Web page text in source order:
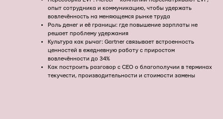
опыт сотрудника и коммуникацию, чтобы удержать
вовлечённость на меняющемся рынке труда
Роль денег и её границы: где повышение зарплаты не
решает проблему удержания
Культура как рычаг: Gartner связывает встроенность
ценностей в ежедневную работу с приростом
вовлечённости до 34%
Как построить разговор с CEO о благополучии в терминах
текучести, производительности и стоимости замены